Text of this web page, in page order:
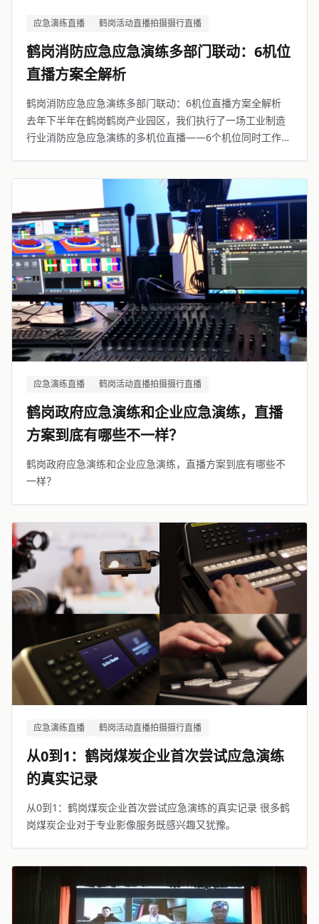
应急演练直播 鹤岗活动直播拍摄摄行直播
鹤岗消防应急应急演练多部门联动：6机位
直播方案全解析
鹤岗消防应急应急演练多部门联动：6机位直播方案全解析
去年下半年在鹤岗鹤岗产业园区，我们执行了一场工业制造
行业消防应急应急演练的多机位直播——6个机位同时工作，
应急演练直播 鹤岗活动直播拍摄摄行直播
鹤岗政府应急演练和企业应急演练，直播
方案到底有哪些不一样？
鹤岗政府应急演练和企业应急演练，直播方案到底有哪些不
一样？
应急演练直播 鹤岗活动直播拍摄摄行直播
从0到1：鹤岗煤炭企业首次尝试应急演练
的真实记录
从0到1：鹤岗煤炭企业首次尝试应急演练的真实记录 很多鹤
岗煤炭企业对于专业影像服务既感兴趣又犹豫。